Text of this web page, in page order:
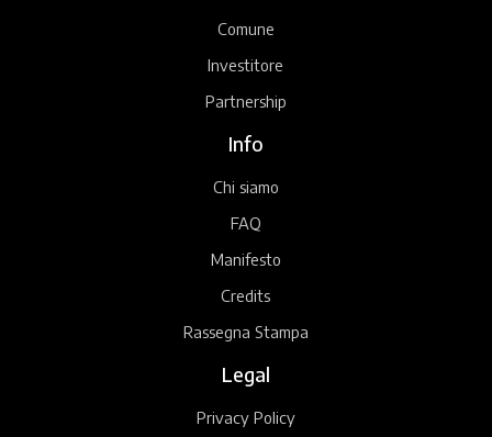
Comune
Investitore
Partnership
Info
Chi siamo
FAQ
Manifesto
Credits
Rassegna Stampa
Legal
Privacy Policy